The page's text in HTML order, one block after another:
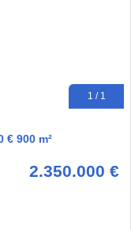
1 / 1
€ 900 m²
2.350.000 €